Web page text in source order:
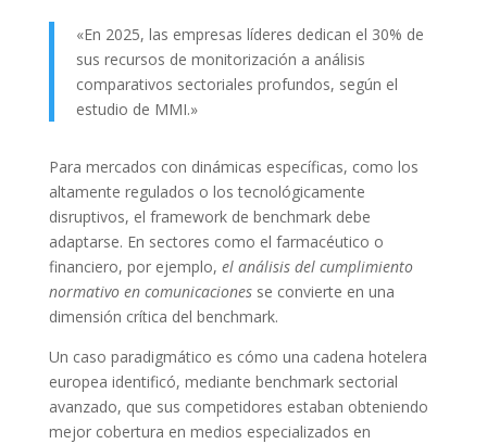
«En 2025, las empresas líderes dedican el 30% de
sus recursos de monitorización a análisis
comparativos sectoriales profundos, según el
estudio de MMI.»
Para mercados con dinámicas específicas, como los
altamente regulados o los tecnológicamente
disruptivos, el framework de benchmark debe
adaptarse. En sectores como el farmacéutico o
financiero, por ejemplo, el análisis del cumplimiento
normativo en comunicacionesse convierte en una
dimensión crítica del benchmark.
Un caso paradigmático es cómo una cadena hotelera
europea identificó, mediante benchmark sectorial
avanzado, que sus competidores estaban obteniendo
mejor cobertura en medios especializados en